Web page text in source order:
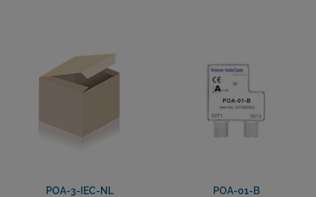
POA-3-IEC-NL POA-01-B